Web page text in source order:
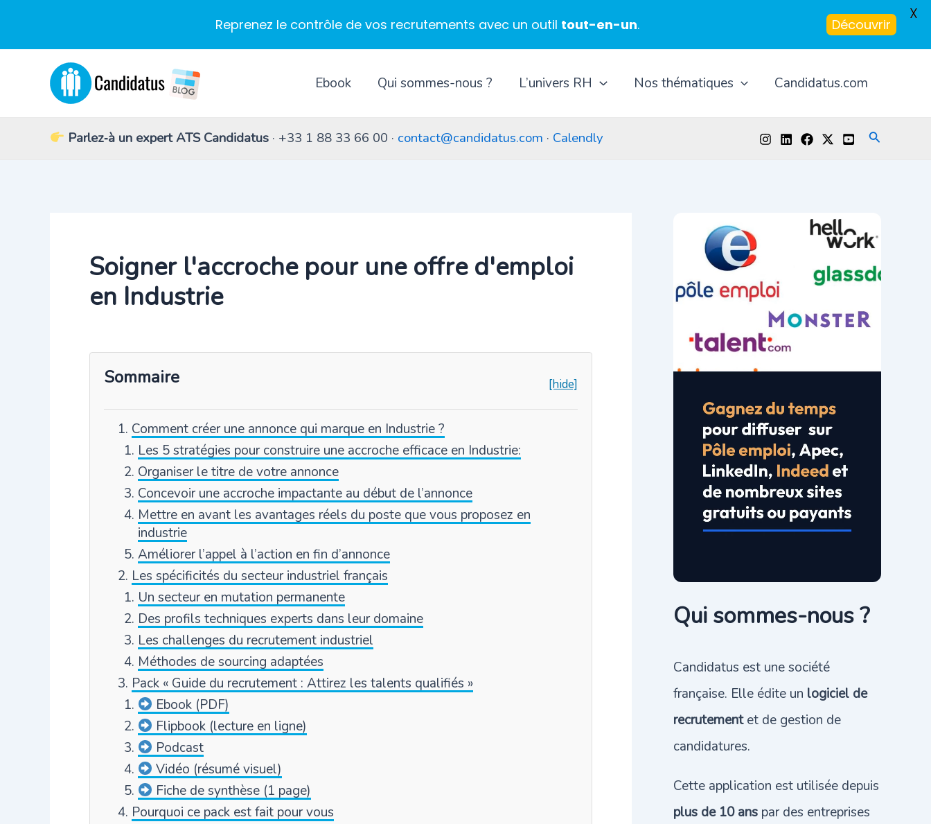
Ebook Qui sommes-nous ? L’univers RH Nos thématiques Candidatus.com
Parlez‑à un expert ATS Candidatus · +33 1 88 33 66 00 · contact@candidatus.com · Calendly Rechercher
Soigner l'accroche pour une offre d'emploi
en Industrie
Sommaire [hide]
Comment créer une annonce qui marque en Industrie ?
Les 5 stratégies pour construire une accroche efficace en Industrie:
Organiser le titre de votre annonce
Concevoir une accroche impactante au début de l’annonce
Mettre en avant les avantages réels du poste que vous proposez en
industrie
Améliorer l’appel à l’action en fin d’annonce
Les spécificités du secteur industriel français
Un secteur en mutation permanente
Des profils techniques experts dans leur domaine
Les challenges du recrutement industriel
Méthodes de sourcing adaptées
Pack « Guide du recrutement : Attirez les talents qualifiés »
Ebook (PDF)
Flipbook (lecture en ligne)
Podcast
Vidéo (résumé visuel)
Fiche de synthèse (1 page)
Pourquoi ce pack est fait pour vous
Qui sommes-nous ?
Candidatus est une société
française. Elle édite un logiciel de
recrutementet de gestion de
candidatures.
Cette application est utilisée depuis
plus de 10 ans par des entreprises
Reprenez le contrôle de vos recrutements avec un outil tout-en-un. Découvrir
X